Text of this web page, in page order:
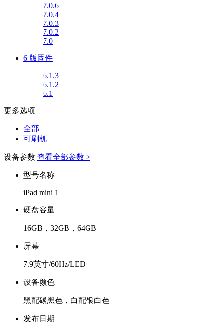
7.0.6
7.0.4
7.0.3
7.0.2
7.0
6 版固件
6.1.3
6.1.2
6.1
更多选项
全部
可刷机
设备参数 查看全部参数 >
型号名称
iPad mini 1
硬盘容量
16GB，32GB，64GB
屏幕
7.9英寸/60Hz/LED
设备颜色
黑配碳黑色，白配银白色
发布日期